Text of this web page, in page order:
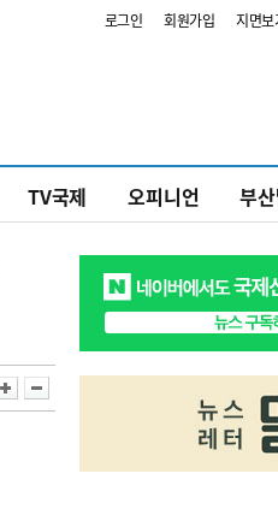
로그인 회원가입 지면보
TV국제 오피니언 부